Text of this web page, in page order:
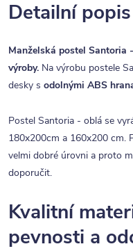
Detailní
Manželská postel Santoria
výroby. Na výrobu postele
desky s odolnými ABS
Postel Santoria - oblá se
180x200cm a 160x200 cm.
velmi dobré úrovni a proto
doporučit.
Kvalitní
pevnosti a